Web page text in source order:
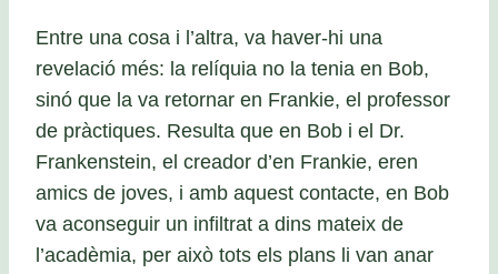
Entre una cosa i l’altra, va haver-hi una
revelació més: la relíquia no la tenia en Bob,
sinó que la va retornar en Frankie, el professor
de pràctiques. Resulta que en Bob i el Dr.
Frankenstein, el creador d’en Frankie, eren
amics de joves, i amb aquest contacte, en Bob
va aconseguir un infiltrat a dins mateix de
l’acadèmia, per això tots els plans li van anar